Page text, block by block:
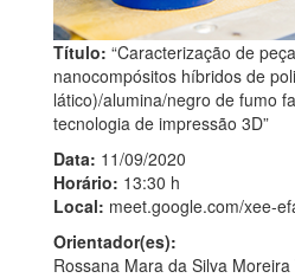
Título: “Caracterização de
nanocompósitos híbridos de
lático)/alumina/negro de fumo
tecnologia de impressão 3D”
Data: 11/09/2020
Horário: 13:30 h
Local: meet.google.com/xee-
Orientador(es):
Rossana Mara da Silva